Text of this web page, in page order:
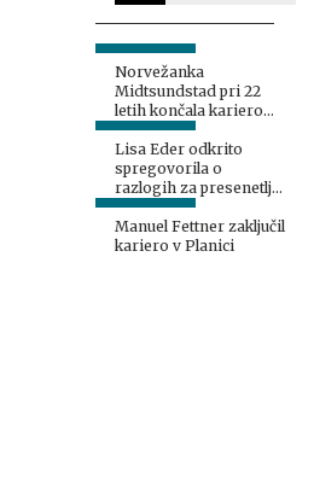
Norvežanka
Midtsundstad pri 22
letih končala kariero
zaradi posledic padca
Lisa Eder odkrito
spregovorila o
razlogih za presenetljiv
konec kariere:
razhajanja z zvezo
Manuel Fettner zaključil
kariero v Planici